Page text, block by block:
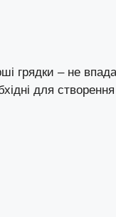
грядки – не
для